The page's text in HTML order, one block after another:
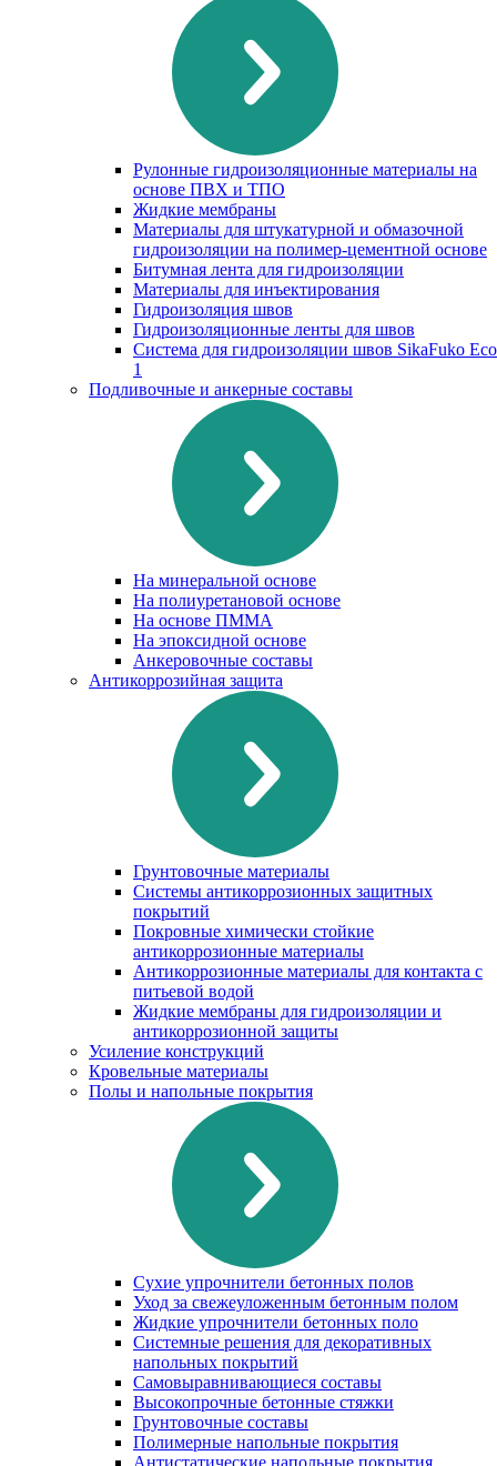
Рулонные гидроизоляционные материалы на
основе ПВХ и ТПО
Жидкие мембраны
Материалы для штукатурной и обмазочной
гидроизоляции на полимер-цементной основе
Битумная лента для гидроизоляции
Материалы для инъектирования
Гидроизоляция швов
Гидроизоляционные ленты для швов
Система для гидроизоляции швов SikaFuko Eco
1
Подливочные и анкерные составы
На минеральной основе
На полиуретановой основе
На основе ПММА
На эпоксидной основе
Анкеровочные составы
Антикоррозийная защита
Грунтовочные материалы
Системы антикоррозионных защитных
покрытий
Покровные химически стойкие
антикоррозионные материалы
Антикоррозионные материалы для контакта с
питьевой водой
Жидкие мембраны для гидроизоляции и
антикоррозионной защиты
Усиление конструкций
Кровельные материалы
Полы и напольные покрытия
Сухие упрочнители бетонных полов
Уход за свежеуложенным бетонным полом
Жидкие упрочнители бетонных поло
Системные решения для декоративных
напольных покрытий
Самовыравнивающиеся составы
Высокопрочные бетонные стяжки
Грунтовочные составы
Полимерные напольные покрытия
Антистатические напольные покрытия